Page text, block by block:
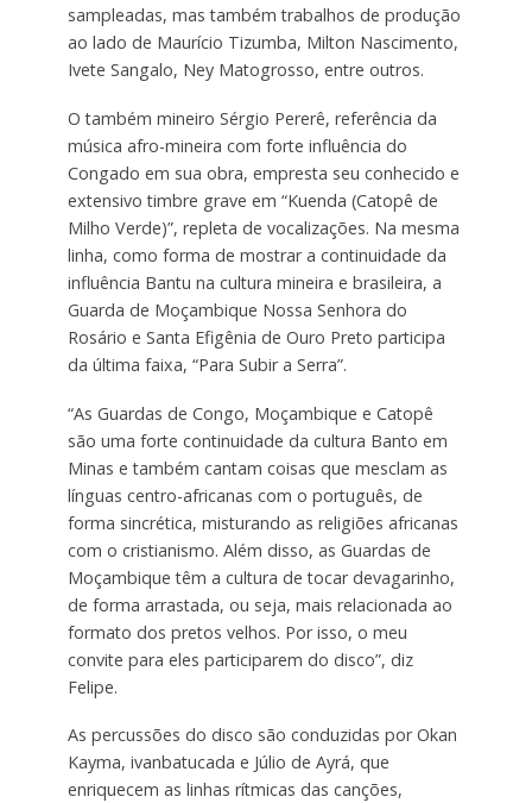
sampleadas, mas também trabalhos de produção
ao lado de Maurício Tizumba, Milton Nascimento,
Ivete Sangalo, Ney Matogrosso, entre outros.
O também mineiro Sérgio Pererê, referência da
música afro-mineira com forte influência do
Congado em sua obra, empresta seu conhecido e
extensivo timbre grave em “Kuenda (Catopê de
Milho Verde)”, repleta de vocalizações. Na mesma
linha, como forma de mostrar a continuidade da
influência Bantu na cultura mineira e brasileira, a
Guarda de Moçambique Nossa Senhora do
Rosário e Santa Efigênia de Ouro Preto participa
da última faixa, “Para Subir a Serra”.
“As Guardas de Congo, Moçambique e Catopê
são uma forte continuidade da cultura Banto em
Minas e também cantam coisas que mesclam as
línguas centro-africanas com o português, de
forma sincrética, misturando as religiões africanas
com o cristianismo. Além disso, as Guardas de
Moçambique têm a cultura de tocar devagarinho,
de forma arrastada, ou seja, mais relacionada ao
formato dos pretos velhos. Por isso, o meu
convite para eles participarem do disco”, diz
Felipe.
As percussões do disco são conduzidas por Okan
Kayma, ivanbatucada e Júlio de Ayrá, que
enriquecem as linhas rítmicas das canções,